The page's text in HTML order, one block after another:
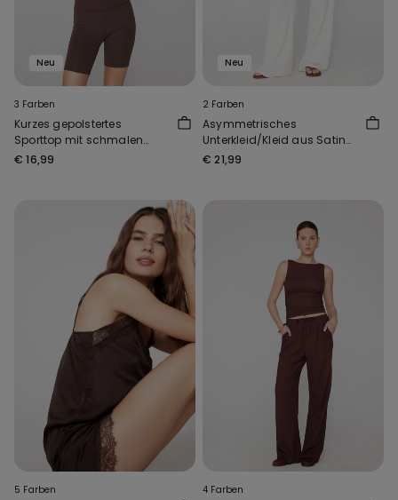
Neu
3 Farben
Kurzes gepolstertes
Sporttop mit schmalen
Trägern
€ 16,99
Neu
2 Farben
Asymmetrisches
Unterkleid/Kleid aus Satin
und Spitze
€ 21,99
5 Farben 4 Farben